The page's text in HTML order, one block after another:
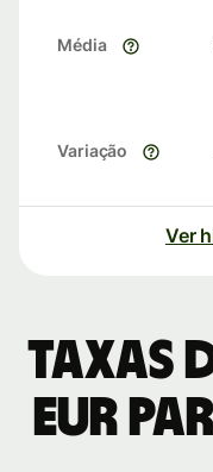
Média
Variação
Ver
Taxas
EUR